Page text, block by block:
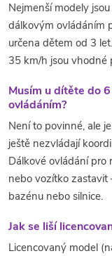
Nejmenší modely
dálkovým ovládáním
určena dětem od 3
35 km/h jsou vhodné
Musím u dítěte do
ovládáním?
Není to povinné, ale
ještě nezvládají
Dálkové ovládání pro
nebo vozítko zastavit
bazénu nebo silnice.
Jak se liší
Licencovaný model